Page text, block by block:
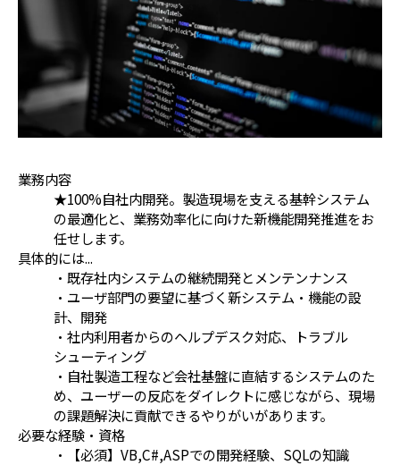
業務内容
★100%自社内開発。製造現場を支える基幹システム
の最適化と、業務効率化に向けた新機能開発推進をお
任せします。
具体的には...
・既存社内システムの継続開発とメンテンナンス
・ユーザ部門の要望に基づく新システム・機能の設
計、開発
・社内利用者からのヘルプデスク対応、トラブル
シューティング
・自社製造工程など会社基盤に直結するシステムのた
め、ユーザーの反応をダイレクトに感じながら、現場
の課題解決に貢献できるやりがいがあります。
必要な経験・資格
・【必須】VB,C#,ASPでの開発経験、SQLの知識